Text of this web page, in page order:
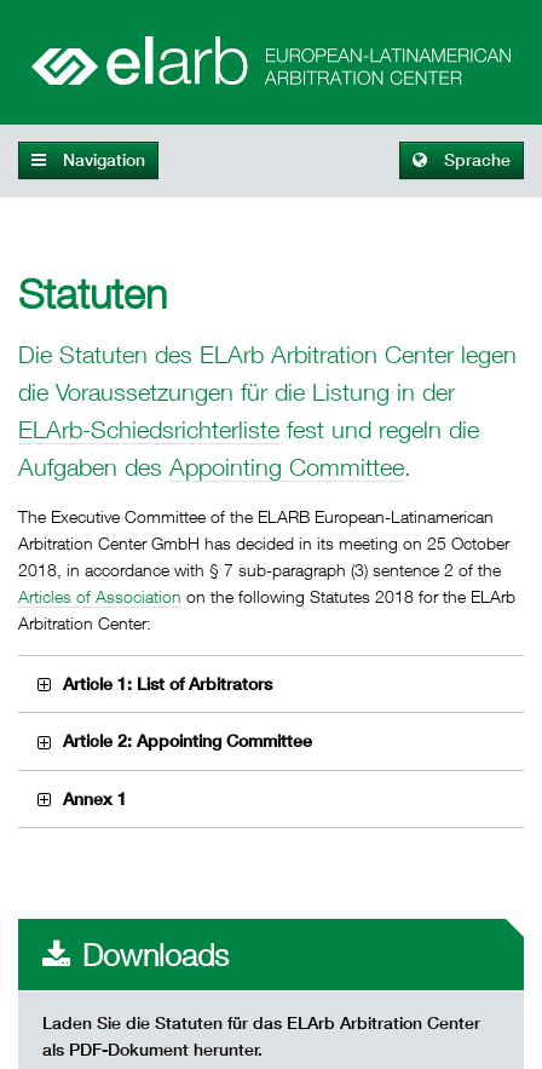
Navigation Sprache
Statuten
Die Statuten des ELArb Arbitration Center legen
die Voraussetzungen für die Listung in der
ELArb-Schiedsrichterliste fest und regeln die
Aufgaben des Appointing Committee.
The Executive Committee of the ELARB European-Latinamerican
Arbitration Center GmbH has decided in its meeting on 25 October
2018, in accordance with § 7 sub-paragraph (3) sentence 2 of the
Articles of Association on the following Statutes 2018 for the ELArb
Arbitration Center:
Article 1: List of Arbitrators
Article 2: Appointing Committee
Annex 1
Downloads
Laden Sie die Statuten für das ELArb Arbitration Center
als PDF-Dokument herunter.